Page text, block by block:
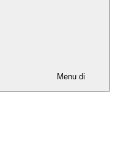
Menu di